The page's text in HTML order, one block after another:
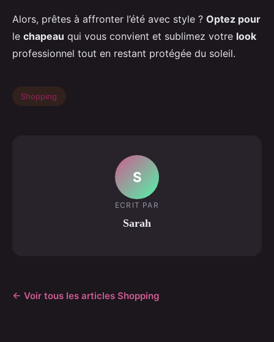
Alors, prêtes à affronter l’été avec style ? Optez pour
le chapeau qui vous convient et sublimez votre look
professionnel tout en restant protégée du soleil.
Shopping
S
ECRIT PAR
Sarah
← Voir tous les articles Shopping